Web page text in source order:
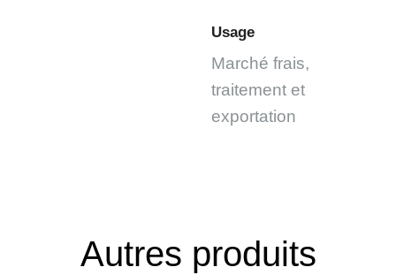
Usage
Marché frais,
traitement et
exportation
Autres produits